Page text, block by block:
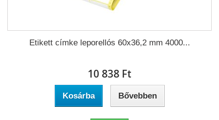
Etikett címke leporellós 60x36,2 mm 4000...
10 838 Ft‎
Kosárba Bővebben